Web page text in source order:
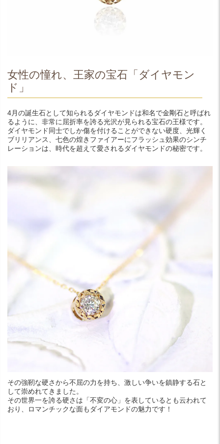
女性の憧れ、王家の宝石「ダイヤモン
ド」
4月の誕生石として知られるダイヤモンドは和名で金剛石と呼ばれ
るように、非常に屈折率を誇る光沢が見られる宝石の王様です。
ダイヤモンド同士でしか傷を付けることができない硬度、光輝く
ブリリアンス、七色の煌きファイアーにフラッシュ効果のシンチ
レーションは、時代を超えて愛されるダイヤモンドの秘密です。
その強靭な硬さから不屈の力を持ち、激しい争いを鎮静する石と
して崇めれてきました。
その世界一を誇る硬さは「不変の心」を表しているとも云われて
おり、ロマンチックな面もダイアモンドの魅力です！